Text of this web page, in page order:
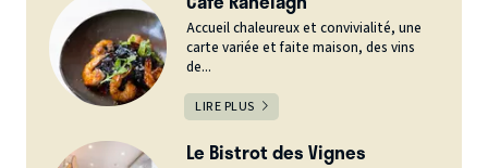
Accueil chaleureux et convivialité, une
carte variée et faite maison, des vins
de...
LIRE PLUS
Le Bistrot des Vignes